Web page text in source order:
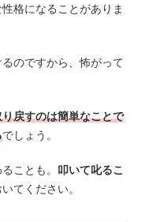
格になることがありま
のですから、怖がって
戻すのは簡単なことで
でしょう。
ことも。 叩いて叱るこ
てください。